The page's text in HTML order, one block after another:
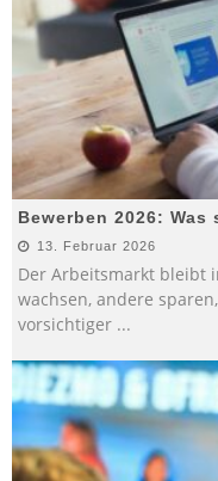
Bewerben 2026:
13. Februar 2026
Der Arbeitsmarkt bleibt
wachsen, andere
vorsichtiger ...